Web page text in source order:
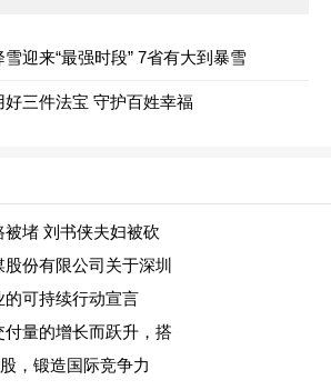
迎来“最强时段” 7省有大到暴雪
好三件法宝 守护百姓幸福
堵 刘书侠夫妇被砍
份有限公司关于深圳
可持续行动宣言
量的增长而跃升，搭
，锻造国际竞争力